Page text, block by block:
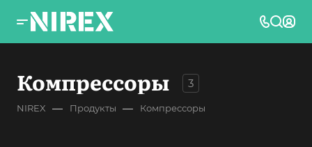
Компрессоры 3
NIREX — Продукты — Компрессоры